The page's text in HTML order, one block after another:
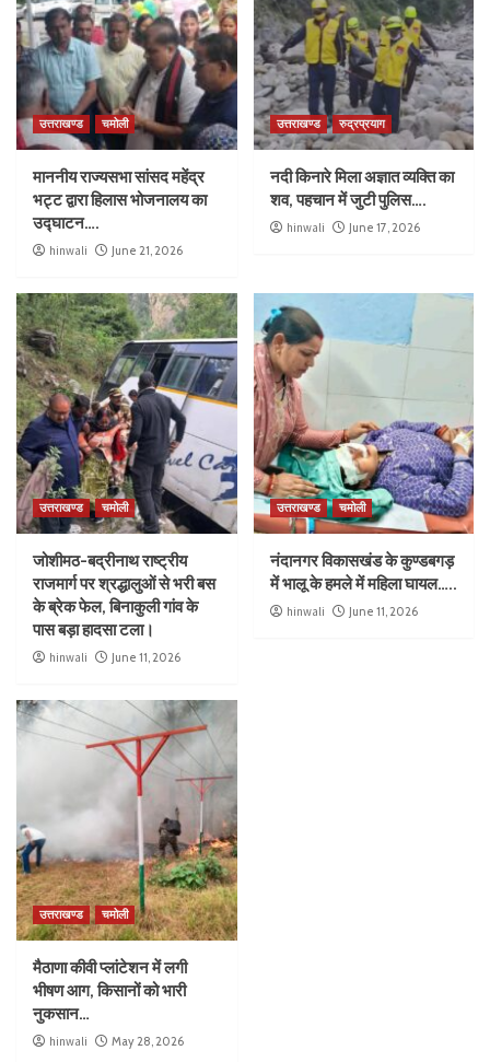
उत्तराखण्ड चमोली
माननीय राज्यसभा सांसद महेंद्र
भट्ट द्वारा हिलास भोजनालय का
उद्घाटन….
hinwali June 21, 2026
उत्तराखण्ड रुद्रप्रयाग
नदी किनारे मिला अज्ञात व्यक्ति का
शव, पहचान में जुटी पुलिस….
hinwali June 17, 2026
उत्तराखण्ड चमोली
जोशीमठ-बद्रीनाथ राष्ट्रीय
राजमार्ग पर श्रद्धालुओं से भरी बस
के ब्रेक फेल, बिनाकुली गांव के
पास बड़ा हादसा टला।
hinwali June 11, 2026
उत्तराखण्ड चमोली
नंदानगर विकासखंड के कुण्डबगड़
में भालू के हमले में महिला घायल…..
hinwali June 11, 2026
उत्तराखण्ड चमोली
मैठाणा कीवी प्लांटेशन में लगी
भीषण आग, किसानों को भारी
नुकसान…
hinwali May 28, 2026